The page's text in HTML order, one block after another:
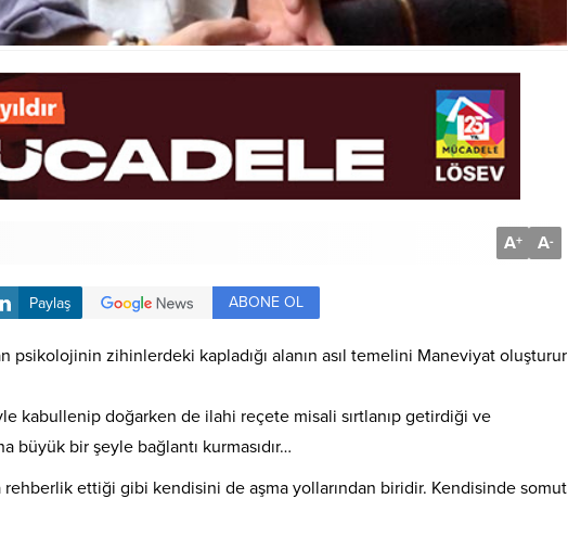
A+ A-
Paylaş ABONE OL
psikolojinin zihinlerdeki kapladığı alanın asıl temelini Maneviyat oluşturur
kabullenip doğarken de ilahi reçete misali sırtlanıp getirdiği ve
büyük bir şeyle bağlantı kurmasıdır…
rehberlik ettiği gibi kendisini de aşma yollarından biridir. Kendisinde somut